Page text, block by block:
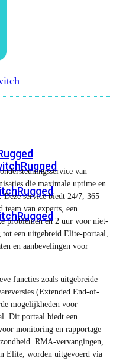
van
die maximale uptime en
Deze service biedt 24/7, 365
team van experts, een
problemen en 2 uur voor niet-
een uitgebreid Elite-portaal,
en aanbevelingen voor
functies zoals uitgebreide
(Extended End-of-
mogelijkheden voor
Dit portaal biedt een
monitoring en rapportage
RMA-vervangingen,
Elite, worden uitgevoerd via